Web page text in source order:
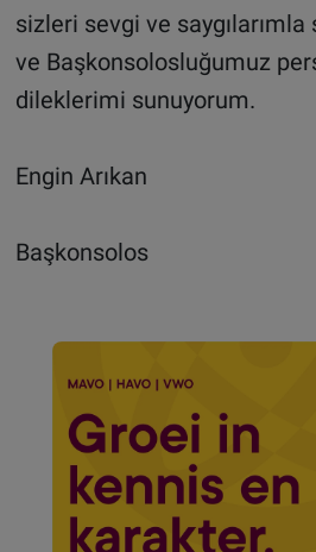
sizleri sevgi ve saygılarımla
ve Başkonsolosluğumuz
dileklerimi sunuyorum.
Engin Arıkan
Başkonsolos